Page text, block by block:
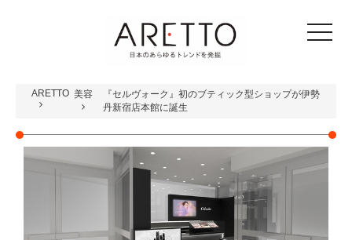
toggle
ARETTO 美容
『セルヴォーク』初のブティック型ショップが伊勢
丹新宿店本館に誕生